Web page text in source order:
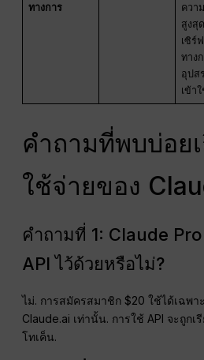
ทางการ
ควา
สูงสุ
เซิร์
ทาง
อุปส
เข้า
คำถามที่พบบ่อย
ใช้จ่ายของ
คำถามที่ 1: Claude Pro
API ไว้ด้วยหรือไม่?
ไม่. การสมัครสมาชิก $20 ใช้ได้เฉพ
Claude.ai เท่านั้น. การใช้ API จะถูกเ
โทเค็น.